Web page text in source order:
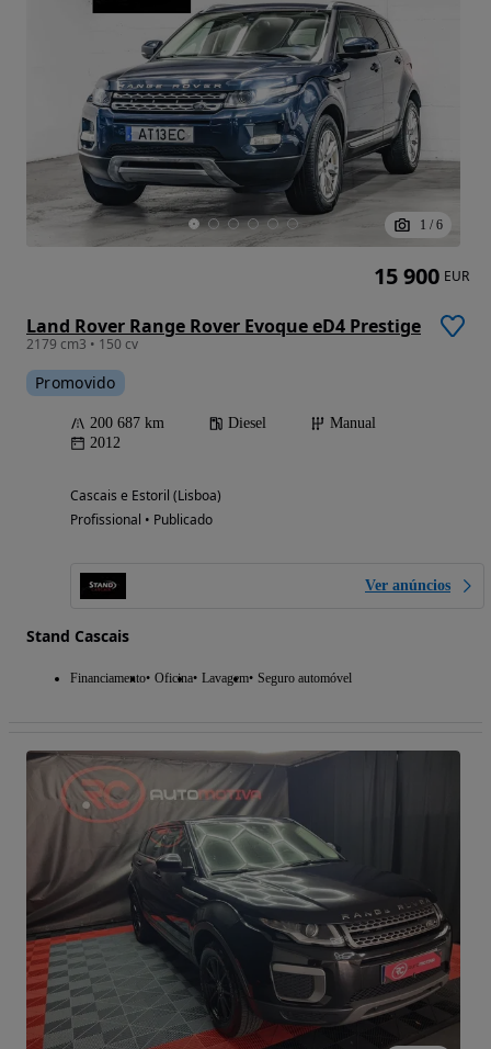
1 / 6
Land Rover Range Rover Evoque eD4 Prestige
2179 cm3 • 150 cv
Promovido
200 687 km Diesel
Manual
2012
Cascais e Estoril (Lisboa)
Profissional • Publicado
Ver anúncios
Stand Cascais
Financiamento Oficina Lavagem Seguro automóvel
15 900 EUR